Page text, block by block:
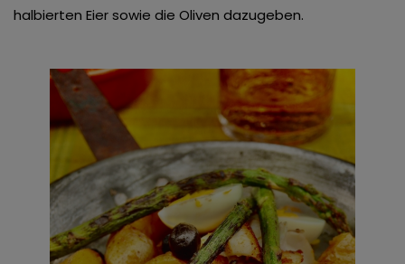
halbierten Eier sowie die Oliven dazugeben.